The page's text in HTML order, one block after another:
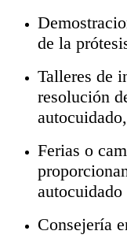
de la
Talleres de
resolución
Ferias o
Consejería